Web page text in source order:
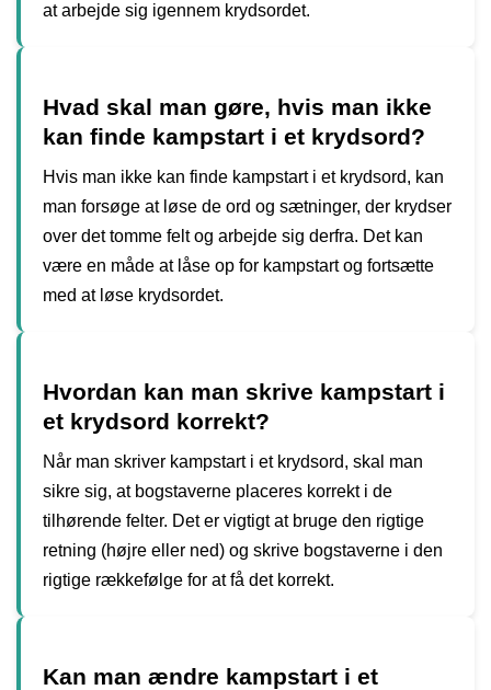
at arbejde sig igennem krydsordet.
Hvad skal man gøre, hvis man ikke
kan finde kampstart i et krydsord?
Hvis man ikke kan finde kampstart i et krydsord, kan
man forsøge at løse de ord og sætninger, der krydser
over det tomme felt og arbejde sig derfra. Det kan
være en måde at låse op for kampstart og fortsætte
med at løse krydsordet.
Hvordan kan man skrive kampstart i
et krydsord korrekt?
Når man skriver kampstart i et krydsord, skal man
sikre sig, at bogstaverne placeres korrekt i de
tilhørende felter. Det er vigtigt at bruge den rigtige
retning (højre eller ned) og skrive bogstaverne i den
rigtige rækkefølge for at få det korrekt.
Kan man ændre kampstart i et